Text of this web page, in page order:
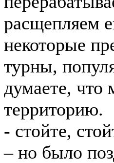
расщепляем
некоторые
турны,
думаете, что
территорию.
- стойте,
– но было